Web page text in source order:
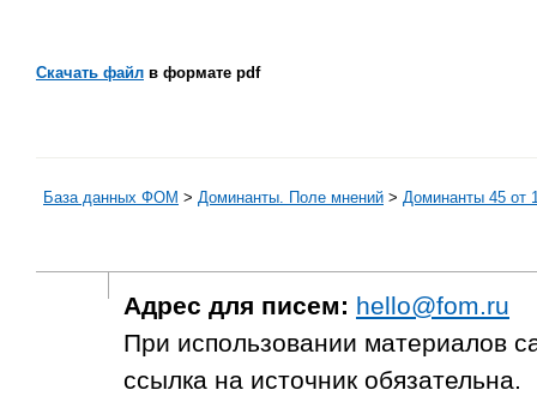
Скачать файл в формате pdf
База данных ФОМ > Доминанты. Поле мнений > Доминанты 45 от
Адрес для писем: hello@fom.ru
При использовании материалов
ссылка на источник обязательна.